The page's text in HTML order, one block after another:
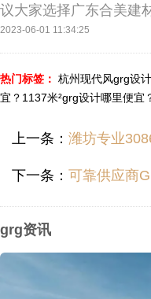
议大家选择广东合美建
2023-06-01 11:34:25
热门标签： 杭州现代风grg设
宜？ 1137米²grg设计哪里便宜
上一条： 潍坊专业3086
下一条： 可靠供应商
grg资讯